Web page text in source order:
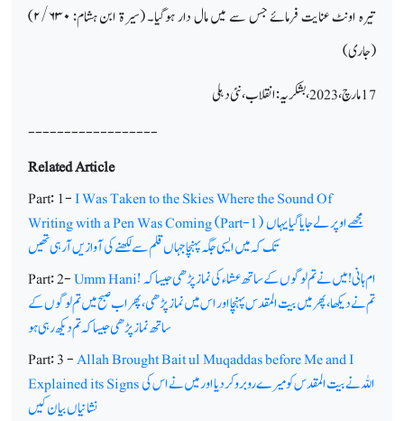
تیرہ اونٹ عنایت فرمائے جس سے میں مال دار ہوگیا۔ (سیرۃ ابن ہشام:
۲/۶۳۰)
(جاری)
17مارچ،2023،بشکریہ: انقلاب، نئی دہلی
------------------
Related Article
Part: 1-I Was Taken to the Skies Where the Sound Of
Writing with a Pen Was Coming (Part-1)مجھے اوپر لے جایا گیا یہاں
تک کہ میں ایسی جگہ پہنچا جہاں قلم سے لکھنے کی آوازیں آرہی تھیں
Part: 2-Umm Hani!ام ہانی! میں نے تم لوگوں کے ساتھ عشاء کی نماز پڑھی جیسا کہ
تم نے دیکھا، پھرمیں بیت المقدس پہنچا اور اس میں نماز پڑھی، پھر اب صبح میں تم لوگوں کے
ساتھ نماز پڑھی جیسا کہ تم دیکھ رہی ہو
Part: 3 -Allah Brought Bait ul Muqaddas before Me and I
Explained its Signsاللہ نے بیت المقدس کو میرے روبرو کردیااور میں نے اس کی
نشانیاں بیان کیں